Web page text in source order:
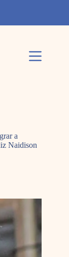
a
Naidison